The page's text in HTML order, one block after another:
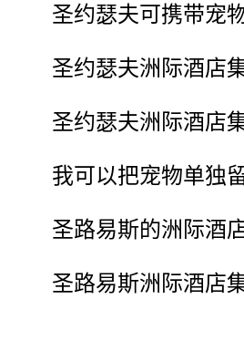
圣约瑟夫可携带宠
圣约瑟夫洲际酒店
圣约瑟夫洲际酒店
我可以把宠物单独
圣路易斯的洲际酒
圣路易斯洲际酒店